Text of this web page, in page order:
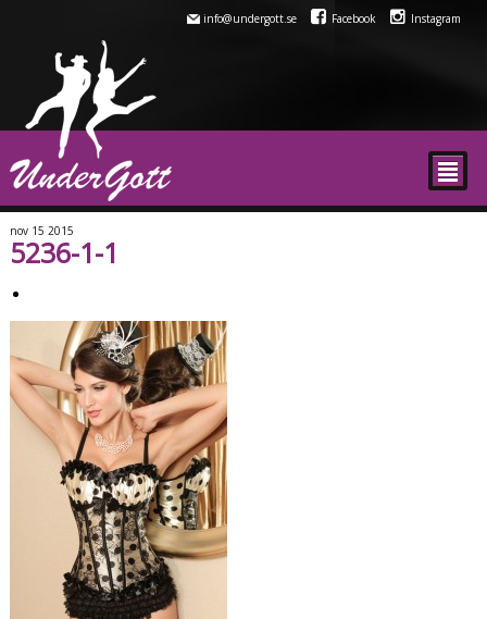
info@undergott.se Facebook Instagram
²
nov 15 2015
5236-1-1